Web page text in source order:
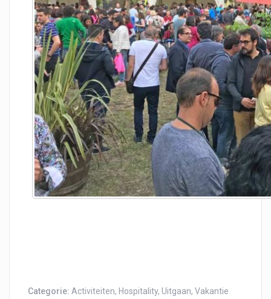
Categorie: Activiteiten, Hospitality, Uitgaan,Vakantie